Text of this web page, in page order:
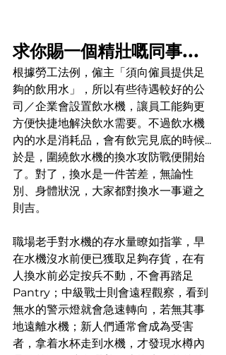
求你賜一個精壯嘅同事...
根據勞工法例，僱主「須向僱員提供足
夠的飲用水」，所以有些待遇較好的公
司／企業會設置飲水機，讓員工能夠更
方便快捷地解決飲水需要。不過飲水機
內的水是消耗品，會有飲完見底的時候...
於是，圍繞飲水機的換水攻防戰便開始
了。對了，換水是一件苦差，無論性
別、身體狀況，大家都對換水一事避之
則吉。
職場老手對水機的存水量瞭如指掌，早
在水機沒水前便已獲取足夠存貨，在有
人換水前必定按兵不動，不會再踏足
Pantry；中級戰士則會遠程觀察，看到
無水的警示燈就會急速轉向，若無其事
地遠離水機；新人們通常會成為受害
者，拿着水杯走到水機，才發現水樽內